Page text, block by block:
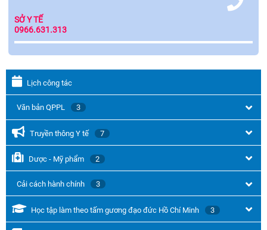
SỞ Y TẾ
0966.631.313
Lịch công tác
Văn bản QPPL 3
Truyền thông Y tế 7
Dược - Mỹ phẩm 2
Cải cách hành chính 3
Học tập làm theo tấm gương đạo đức Hồ Chí Minh 3